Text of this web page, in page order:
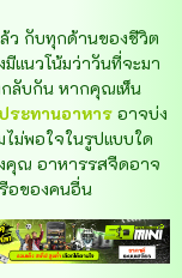
กับทุกด้านของชีวิต
แนวโน้มว่าวันที่จะมา
ลับกัน หากคุณเห็น
ระทานอาหาร อาจบ่ง
ม่พอใจในรูปแบบใด
คุณ อาหารรสจืดอาจ
อของคนอื่น